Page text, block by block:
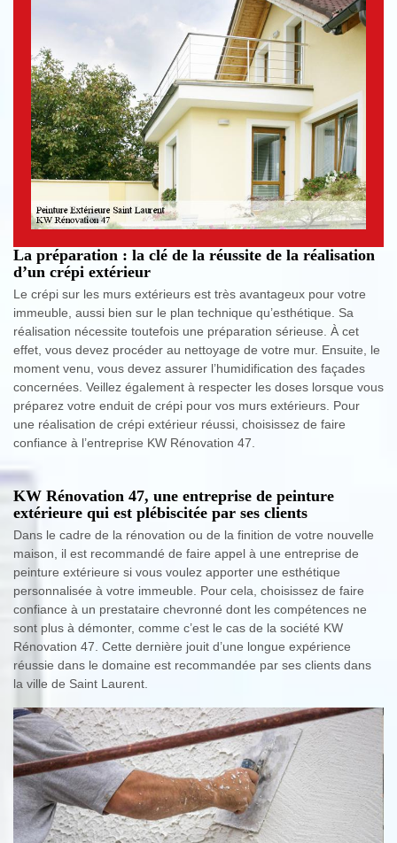
La préparation : la clé de la réussite de la réalisation
d’un crépi extérieur
Le crépi sur les murs extérieurs est très avantageux pour votre
immeuble, aussi bien sur le plan technique qu’esthétique. Sa
réalisation nécessite toutefois une préparation sérieuse. À cet
effet, vous devez procéder au nettoyage de votre mur. Ensuite, le
moment venu, vous devez assurer l’humidification des façades
concernées. Veillez également à respecter les doses lorsque vous
préparez votre enduit de crépi pour vos murs extérieurs. Pour
une réalisation de crépi extérieur réussi, choisissez de faire
confiance à l’entreprise KW Rénovation 47.
KW Rénovation 47, une entreprise de peinture
extérieure qui est plébiscitée par ses clients
Dans le cadre de la rénovation ou de la finition de votre nouvelle
maison, il est recommandé de faire appel à une entreprise de
peinture extérieure si vous voulez apporter une esthétique
personnalisée à votre immeuble. Pour cela, choisissez de faire
confiance à un prestataire chevronné dont les compétences ne
sont plus à démonter, comme c’est le cas de la société KW
Rénovation 47. Cette dernière jouit d’une longue expérience
réussie dans le domaine est recommandée par ses clients dans
la ville de Saint Laurent.